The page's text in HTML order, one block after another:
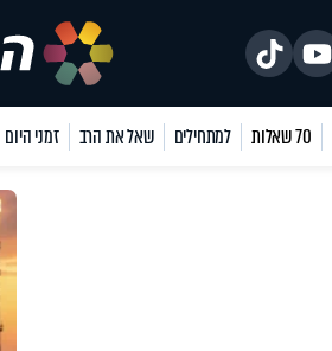
70 שאלות למתחילים שאל את הרב זמני היום